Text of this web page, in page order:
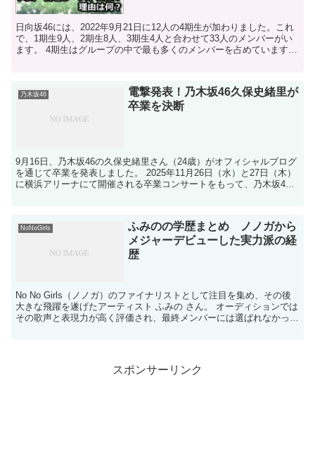
日向坂46には、2022年9月21日に12人の4期生が加わりました。これ
で、1期生9人、2期生8人、3期生4人と合わせて33人のメンバーがい
ます。 4期生はグループの中で最も多くのメンバーを占めています。
乃木坂46
電撃発表！乃木坂46久保史緒里が
卒業を決断
9月16日、乃木坂46の久保史緒里さん（24歳）がオフィシャルブログ
を通じて卒業を発表しました。 2025年11月26日（水）と27日（木）
に横浜アリーナにて開催される卒業コンサートをもって、乃木坂46
NoNoGirls
ふみのの学歴まとめ ノノガから
メジャーデビューした実力派の経
歴
No No Girls（ノノガ）のファイナリストとして注目を集め、その後
大きな飛躍を遂げたアーティスト ふみの さん。 オーディションでは
その歌声と表現力が高く評価され、最終メンバーには選ばれなかった
スポンサーリンク